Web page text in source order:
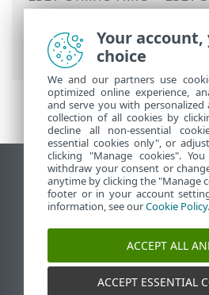
Premium>Erweiterte
Schutzfunktionen>
Webcam-Schutz
Desktop-Site anzeigen
End of Life
ESET Knowledgebase
ESET-Forum
ESET Status Portal
Regionaler Support
Your
choice
We and our partners use
optimized online experience,
and serve you with personalized
collection of all cookies by
decline all non-essential
essential cookies only", or
clicking "Manage cookies".
withdraw your consent or
anytime by clicking the "Manage
footer or in your account
information, see ourCookie Policy.
ACCEPT ALL
ACCEPT ESSENTIAL